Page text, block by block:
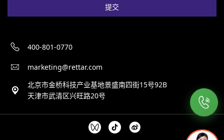
提交
400-801-0770
marketing@rettar.com
北京市金桥科技产业基地景盛南四街15号92B
天津市武清区兴旺路20号